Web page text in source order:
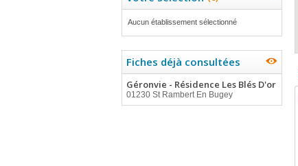
Aucun établissement sélectionné
Fiches déjà consultées
Géronvie - Résidence Les Blés D'or
01230 St Rambert En Bugey